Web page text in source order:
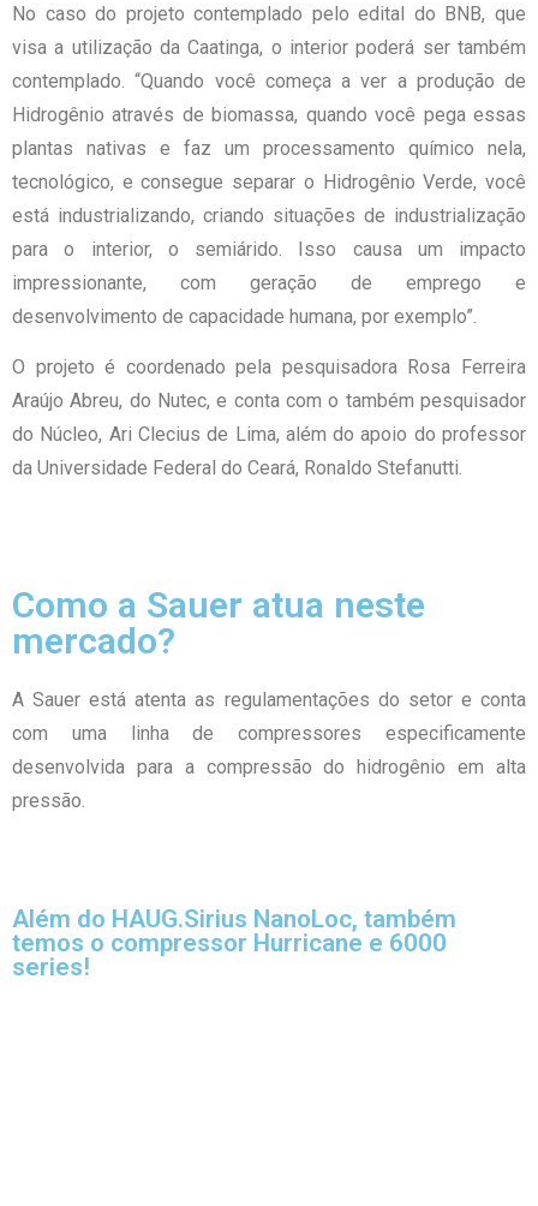
No caso do projeto contemplado pelo edital do BNB, que
visa a utilização da Caatinga, o interior poderá ser também
contemplado. “Quando você começa a ver a produção de
Hidrogênio através de biomassa, quando você pega essas
plantas nativas e faz um processamento químico nela,
tecnológico, e consegue separar o Hidrogênio Verde, você
está industrializando, criando situações de industrialização
para o interior, o semiárido. Isso causa um impacto
impressionante, com geração de emprego e
desenvolvimento de capacidade humana, por exemplo”.
O projeto é coordenado pela pesquisadora Rosa Ferreira
Araújo Abreu, do Nutec, e conta com o também pesquisador
do Núcleo, Ari Clecius de Lima, além do apoio do professor
da Universidade Federal do Ceará, Ronaldo Stefanutti.
Como a Sauer atua neste
mercado?
A Sauer está atenta as regulamentações do setor e conta
com uma linha de compressores especificamente
desenvolvida para a compressão do hidrogênio em alta
pressão.
Além do HAUG.Sirius NanoLoc, também
temos o compressor Hurricane e 6000
series!